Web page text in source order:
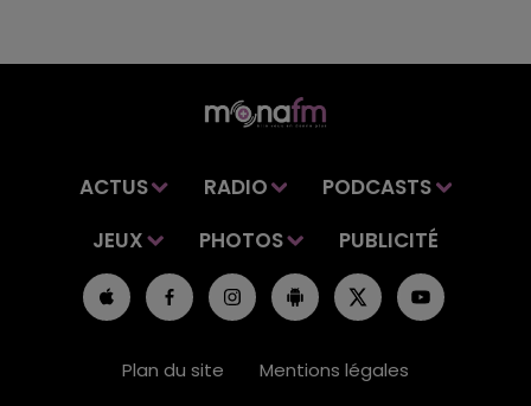
ACTUS RADIO
PODCASTS
JEUX
PHOTOS PUBLICITÉ
Plan du site
Mentions légales